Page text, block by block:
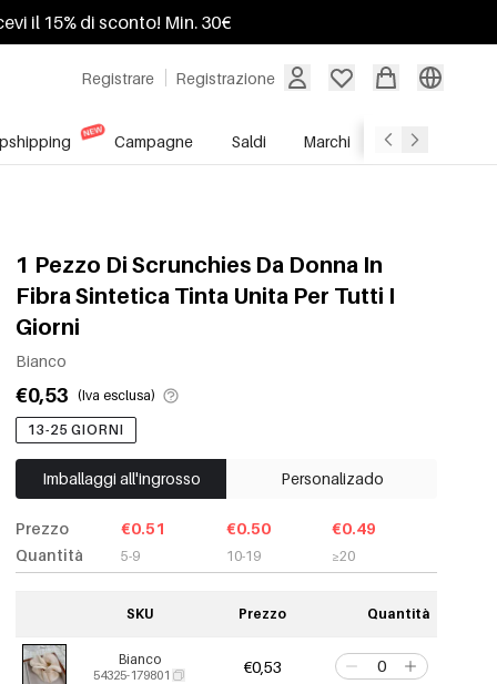
il 15% di sconto! Min. 30€
Registrare Registrazione
Campagne Saldi Marchi Servizio
1 Pezzo Di Scrunchies Da Donna In
Fibra Sintetica Tinta Unita Per Tutti I
Giorni
Bianco
€0,53 (Iva esclusa)
13-25 GIORNI
Imballaggi all'ingrosso Personalizado
Prezzo
Quantità
€0.51
5-9
€0.50
10-19
€0.49
≥20
SKU Prezzo Quantità
Bianco
54325-179801 €0,53